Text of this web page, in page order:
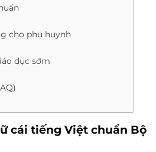
cho phụ huynh
dục sớm
cái tiếng Việt chuẩn Bộ